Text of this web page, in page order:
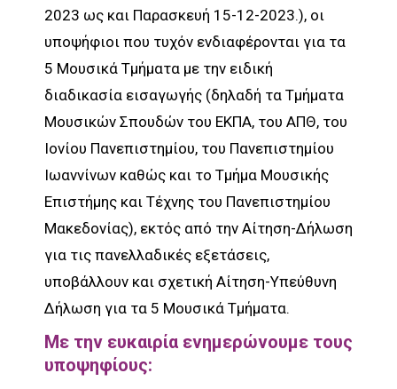
2023 ως και Παρασκευή 15-12-2023.), οι
υποψήφιοι που τυχόν ενδιαφέρονται για τα
5 Μουσικά Τμήματα με την ειδική
διαδικασία εισαγωγής (δηλαδή τα Τμήματα
Μουσικών Σπουδών του ΕΚΠΑ, του ΑΠΘ, του
Ιονίου Πανεπιστημίου, του Πανεπιστημίου
Ιωαννίνων καθώς και το Τμήμα Μουσικής
Επιστήµης και Τέχνης του Πανεπιστηµίου
Μακεδονίας), εκτός από την Αίτηση-Δήλωση
για τις πανελλαδικές εξετάσεις,
υποβάλλουν και σχετική Αίτηση-Υπεύθυνη
Δήλωση για τα 5 Μουσικά Τμήματα.
Με την ευκαιρία ενημερώνουμε τους
υποψηφίους: